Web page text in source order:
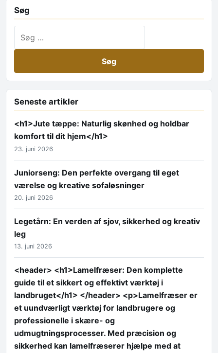
Søg
Seneste artikler
<h1>Jute tæppe: Naturlig skønhed og holdbar
komfort til dit hjem</h1>
23. juni 2026
Juniorseng: Den perfekte overgang til eget
værelse og kreative sofaløsninger
20. juni 2026
Legetårn: En verden af sjov, sikkerhed og kreativ
leg
13. juni 2026
<header> <h1>Lamelfræser: Den komplette
guide til et sikkert og effektivt værktøj i
landbruget</h1> </header> <p>Lamelfræser er
et uundværligt værktøj for landbrugere og
professionelle i skære- og
udmugtningsprocesser. Med præcision og
sikkerhed kan lamelfræserer hjælpe med at